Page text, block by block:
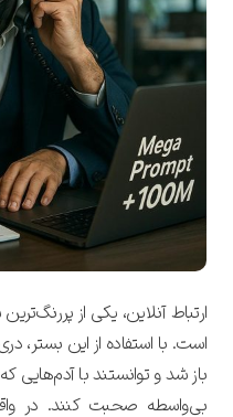
ارتباط آنلاین، یکی از
است. با استفاده از این
باز شد و توانستند با
بی‌واسطه صحبت کنند. در واقع